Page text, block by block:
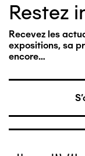
Restez
Recevez les
expositions, sa
encore…